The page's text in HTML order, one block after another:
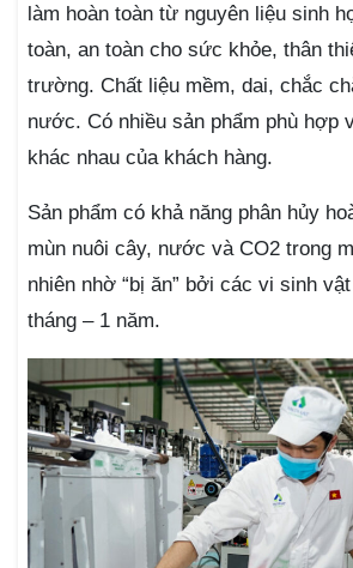
làm hoàn toàn từ nguyên liệu sinh
toàn, an toàn cho sức khỏe, thân
trường. Chất liệu mềm, dai, chắc
nước. Có nhiều sản phẩm phù hợp
khác nhau của khách hàng.
Sản phẩm có khả năng phân hủy
mùn nuôi cây, nước và CO2 trong
nhiên nhờ “bị ăn” bởi các vi sinh
tháng – 1 năm.